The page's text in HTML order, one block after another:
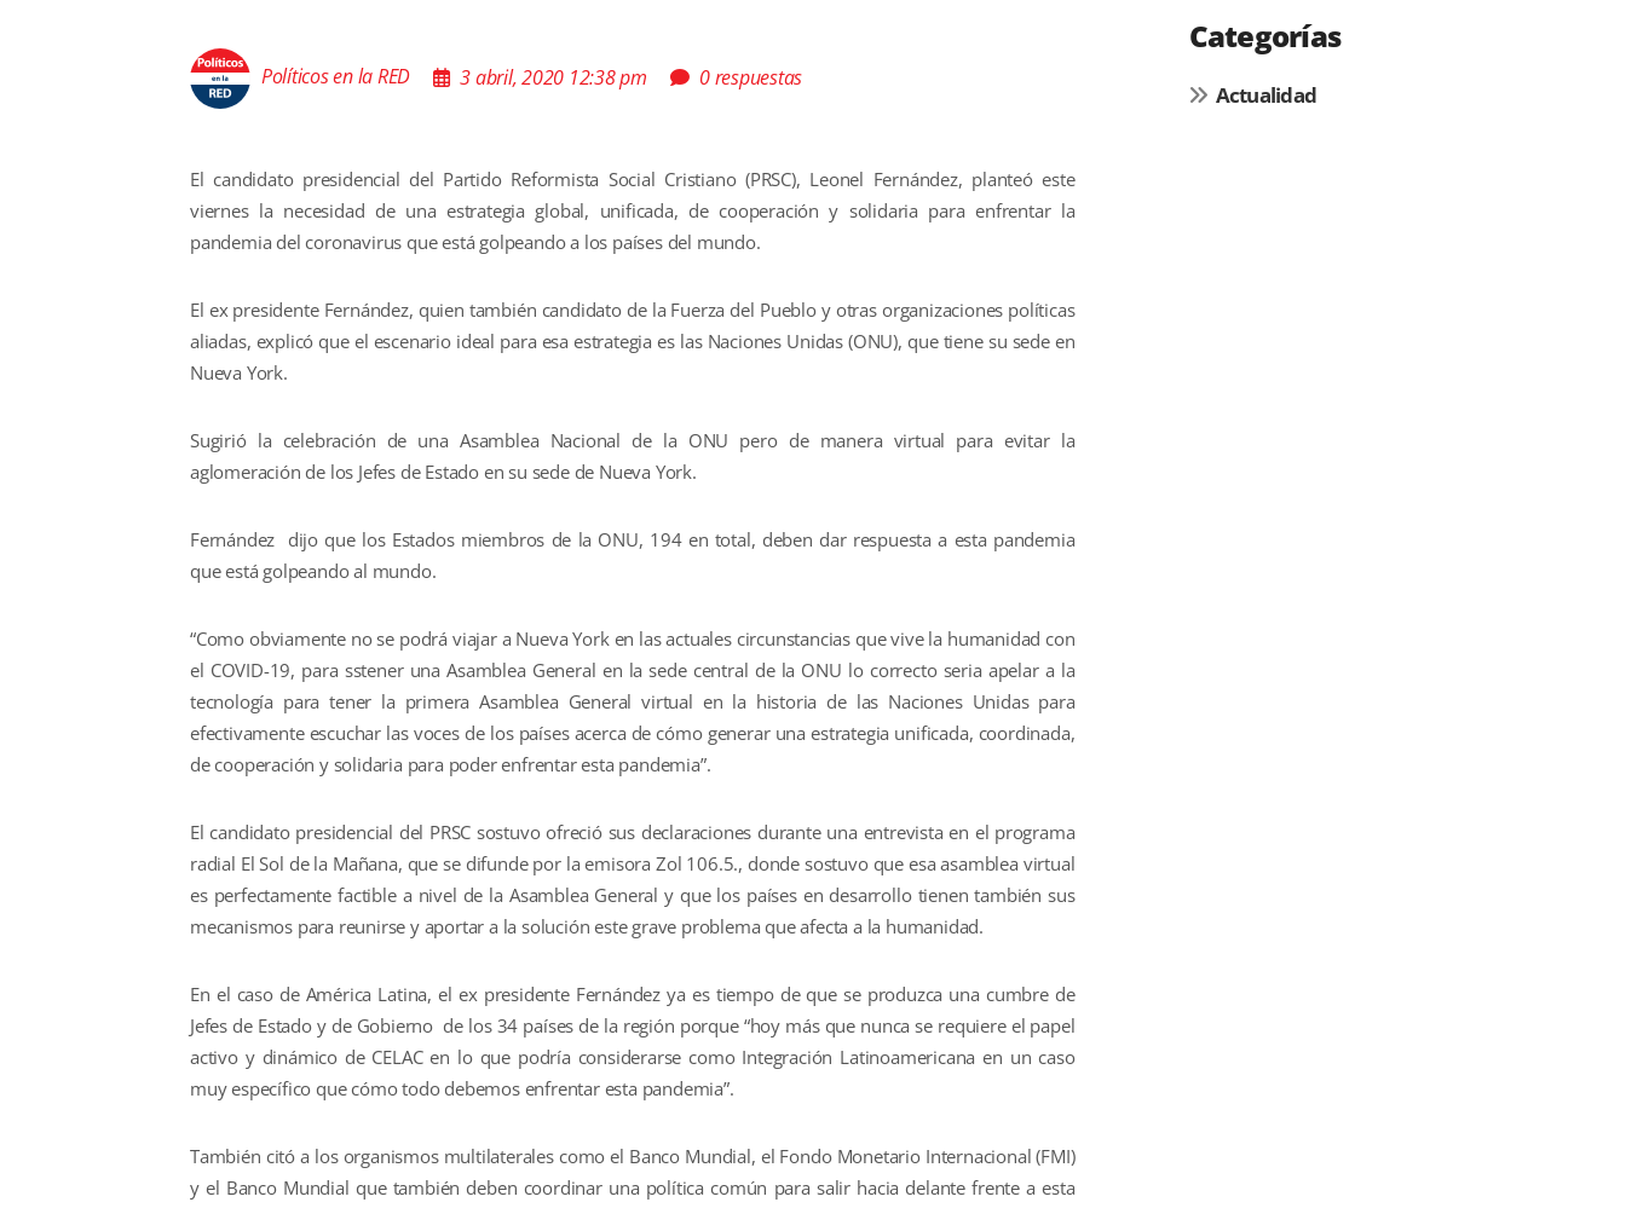
Políticos en la RED 3 abril, 2020 12:38 pm 0 respuestas
El candidato presidencial del Partido Reformista Social Cristiano (PRSC), Leonel Fernández, planteó este
viernes la necesidad de una estrategia global, unificada, de cooperación y solidaria para enfrentar la
pandemia del coronavirus que está golpeando a los países del mundo.
El ex presidente Fernández, quien también candidato de la Fuerza del Pueblo y otras organizaciones políticas
aliadas, explicó que el escenario ideal para esa estrategia es las Naciones Unidas (ONU), que tiene su sede en
Nueva York.
Sugirió la celebración de una Asamblea Nacional de la ONU pero de manera virtual para evitar la
aglomeración de los Jefes de Estado en su sede de Nueva York.
Fernández dijo que los Estados miembros de la ONU, 194 en total, deben dar respuesta a esta pandemia
que está golpeando al mundo.
“Como obviamente no se podrá viajar a Nueva York en las actuales circunstancias que vive la humanidad con
el COVID-19, para sstener una Asamblea General en la sede central de la ONU lo correcto seria apelar a la
tecnología para tener la primera Asamblea General virtual en la historia de las Naciones Unidas para
efectivamente escuchar las voces de los países acerca de cómo generar una estrategia unificada, coordinada,
de cooperación y solidaria para poder enfrentar esta pandemia”.
El candidato presidencial del PRSC sostuvo ofreció sus declaraciones durante una entrevista en el programa
radial El Sol de la Mañana, que se difunde por la emisora Zol 106.5., donde sostuvo que esa asamblea virtual
es perfectamente factible a nivel de la Asamblea General y que los países en desarrollo tienen también sus
mecanismos para reunirse y aportar a la solución este grave problema que afecta a la humanidad.
En el caso de América Latina, el ex presidente Fernández ya es tiempo de que se produzca una cumbre de
Jefes de Estado y de Gobierno de los 34 países de la región porque “hoy más que nunca se requiere el papel
activo y dinámico de CELAC en lo que podría considerarse como Integración Latinoamericana en un caso
muy específico que cómo todo debemos enfrentar esta pandemia”.
También citó a los organismos multilaterales como el Banco Mundial, el Fondo Monetario Internacional (FMI)
y el Banco Mundial que también deben coordinar una política común para salir hacia delante frente a esta
Categorías
Actualidad